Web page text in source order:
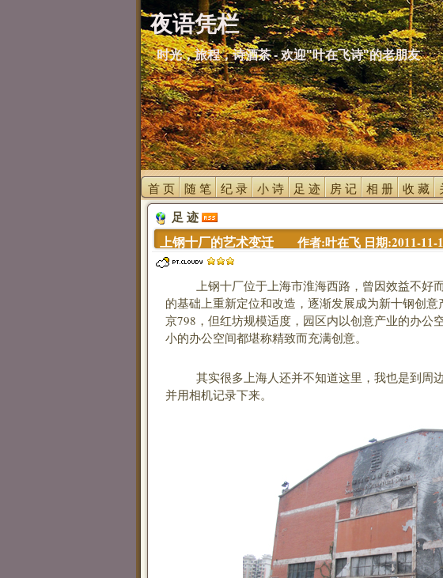
夜语凭栏
时光，旅程，诗酒茶 - 欢迎"叶在飞诗"的老朋友
首 页 随 笔 纪 录 小 诗 足 迹 房 记 相 册 收 藏
足 迹
上钢十厂的艺术变迁 作者:叶在飞 日期:2011-11-
上钢十厂位于上海市淮海西路，曾因效益不好而
的基础上重新定位和改造，逐渐发展成为新十钢创
京798，但红坊规模适度，园区内以创意产业的办公
小的办公空间都堪称精致而充满创意。
其实很多上海人还并不知道这里，我也是到周边
并用相机记录下来。